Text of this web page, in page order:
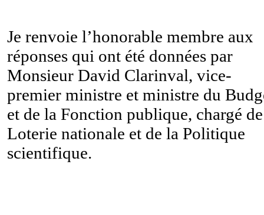
Je renvoie l’honorable membre aux
réponses qui ont été données par
Monsieur David Clarinval, vice-
premier ministre et ministre du
et de la Fonction publique, chargé
Loterie nationale et de la Politique
scientifique.